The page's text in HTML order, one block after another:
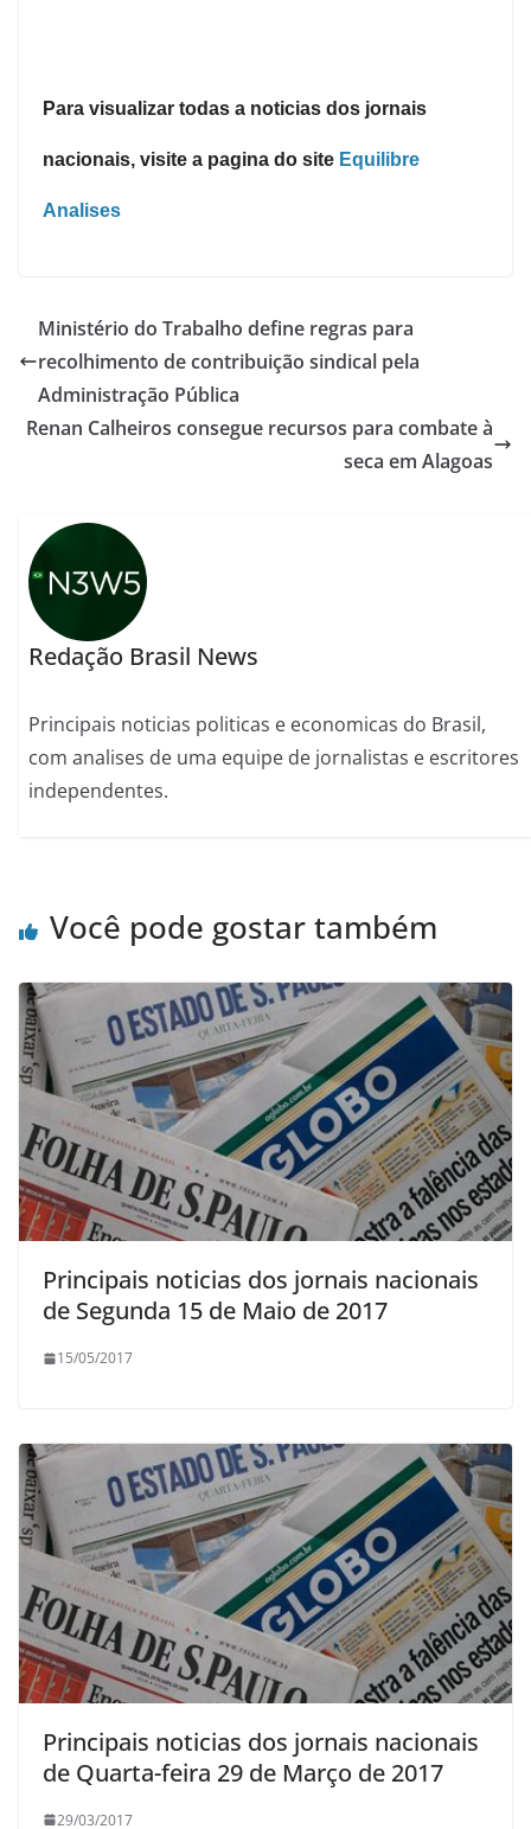
Para visualizar todas a noticias dos jornais
nacionais, visite a pagina do site Equilibre
Analises
Ministério do Trabalho define regras para
recolhimento de contribuição sindical pela
Administração Pública
Renan Calheiros consegue recursos para combate à
seca em Alagoas
Redação Brasil News
Principais noticias politicas e economicas do Brasil,
com analises de uma equipe de jornalistas e escritores
independentes.
Você pode gostar também
Principais noticias dos jornais nacionais
de Segunda 15 de Maio de 2017
15/05/2017
Principais noticias dos jornais nacionais
de Quarta-feira 29 de Março de 2017
29/03/2017